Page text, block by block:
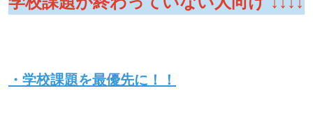
・学校課題を最優先に！！